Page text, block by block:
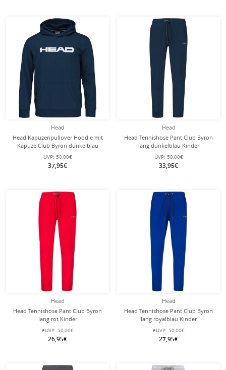
Head
Head Kapuzenpullover Hoodie mit
Kapuze Club Byron dunkelblau
Kinder
UVP: 50,00€
37,95€
Head
Head Tennishose Pant Club Byron
lang dunkelblau Kinder
UVP: 50,00€
33,95€
Head
Head Tennishose Pant Club Byron
lang rot Kinder
eUVP: 50,00€
26,95€
Head
Head Tennishose Pant Club Byron
lang royalblau Kinder
eUVP: 50,00€
27,95€